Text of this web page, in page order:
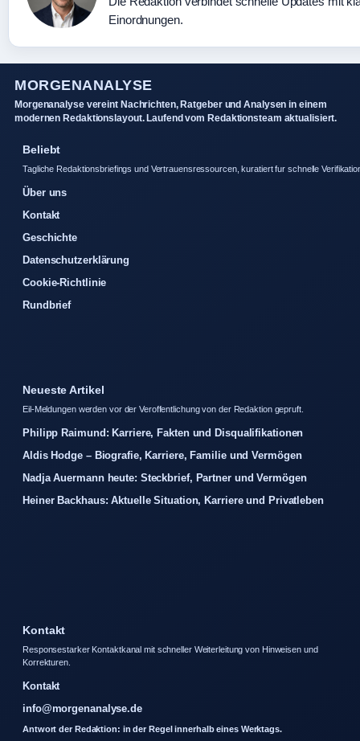
Einordnungen.
MORGENANALYSE
Morgenanalyse vereint Nachrichten, Ratgeber und Analysen in einem
modernen Redaktionslayout. Laufend vom Redaktionsteam aktualisiert.
Beliebt
Tagliche Redaktionsbriefings und Vertrauensressourcen, kuratiert fur schnelle
Über uns
Kontakt
Geschichte
Datenschutzerklärung
Cookie-Richtlinie
Rundbrief
Neueste Artikel
Eil-Meldungen werden vor der Veroffentlichung von der Redaktion gepruft.
Philipp Raimund: Karriere, Fakten und Disqualifikationen
Aldis Hodge – Biografie, Karriere, Familie und Vermögen
Nadja Auermann heute: Steckbrief, Partner und Vermögen
Heiner Backhaus: Aktuelle Situation, Karriere und Privatleben
Kontakt
Responsestarker Kontaktkanal mit schneller Weiterleitung von Hinweisen und
Korrekturen.
Kontakt
info@morgenanalyse.de
Antwort der Redaktion: in der Regel innerhalb eines Werktags.